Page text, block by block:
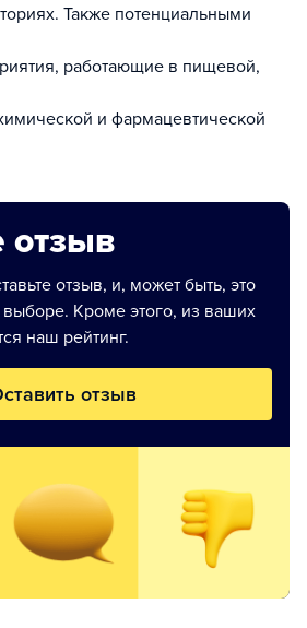
Также потенциальными
работающие в пищевой,
и фармацевтической
отзыв
отзыв, и, может быть, это
Кроме этого, из ваших
наш рейтинг.
отзыв